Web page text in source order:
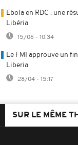
Ebola en RDC : une
Libéria
15/06 - 10:34
Le FMI approuve un
Liberia
28/04 - 15:17
SUR LE MÊME